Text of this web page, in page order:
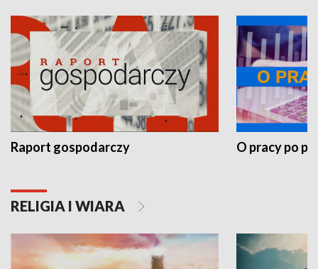
Raport gospodarczy O pracy po
RELIGIA I WIARA